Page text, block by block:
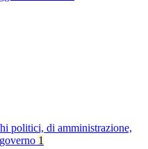
politici, di amministrazione,
1